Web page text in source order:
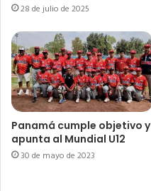
28 de julio de 2025
Panamá cumple objetivo y
apunta al Mundial U12
30 de mayo de 2023